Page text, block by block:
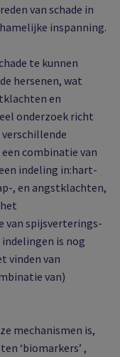
van schade in
inspanning.
te kunnen
hersenen, wat
en
onderzoek richt
een combinatie van
indeling in:hart-
, en angstklachten,
van spijsverterings-
is nog
vinden van
van)
mechanismen is,
‘biomarkers’ ,